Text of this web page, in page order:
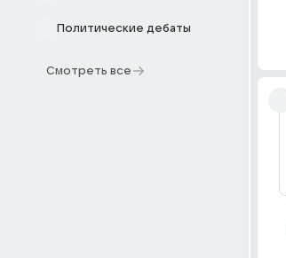
Политические дебаты
Смотреть все